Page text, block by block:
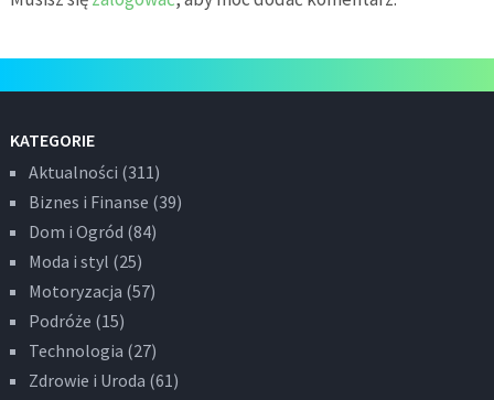
KATEGORIE
Aktualności (311)
Biznes i Finanse (39)
Dom i Ogród (84)
Moda i styl (25)
Motoryzacja (57)
Podróże (15)
Technologia (27)
Zdrowie i Uroda (61)